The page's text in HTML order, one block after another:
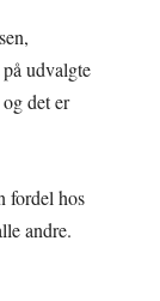
udvalgte
det er
fordel hos
andre.